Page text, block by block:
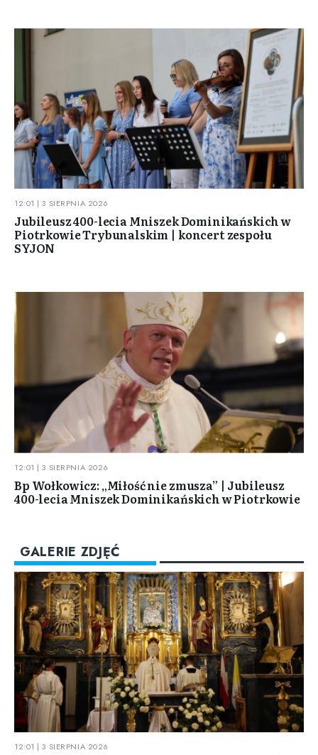
12:01 | 3 SIERPNIA 2026
Jubileusz 400-lecia Mniszek Dominikańskich w
Piotrkowie Trybunalskim | koncert zespołu
SYJON
12:01 | 3 SIERPNIA 2026
Bp Wołkowicz: „Miłość nie zmusza” | Jubileusz
400-lecia Mniszek Dominikańskich w Piotrkowie
GALERIE ZDJĘĆ
12:01 | 3 SIERPNIA 2026